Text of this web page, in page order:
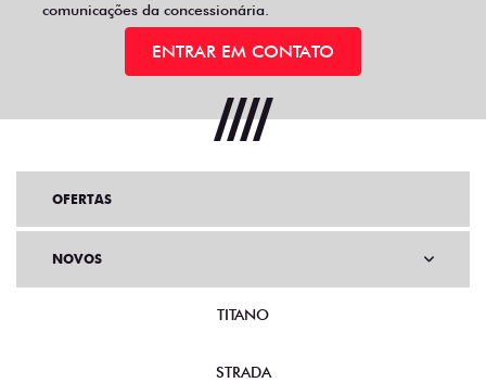
comunicações da concessionária.
ENTRAR EM CONTATO
OFERTAS
NOVOS
TITANO
STRADA